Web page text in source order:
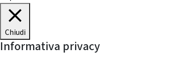
Chiudi
Informativa privacy